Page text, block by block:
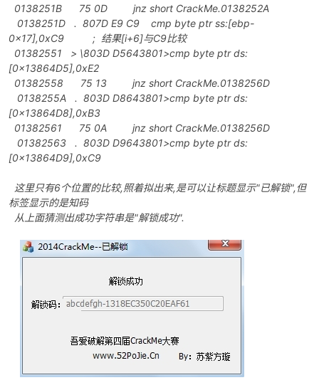
0138251B 75 0D jnz short CrackMe.0138252A
0138251D . 807D E9 C9 cmp byte ptr ss:[ebp-
0x17],0xC9 ; 结果[i+6]与C9比较
01382551 > \803D D5643801>cmp byte ptr ds:
[0x13864D5],0xE2
01382558 75 13 jnz short CrackMe.0138256D
0138255A . 803D D8643801>cmp byte ptr ds:
[0x13864D8],0xB3
01382561 75 0A jnz short CrackMe.0138256D
01382563 . 803D D9643801>cmp byte ptr ds:
[0x13864D9],0xC9
这里只有6个位置的比较,照着拟出来,是可以让标题显示"已解锁",但
标签显示的是知码
从上面猜测出成功字符串是"解锁成功".